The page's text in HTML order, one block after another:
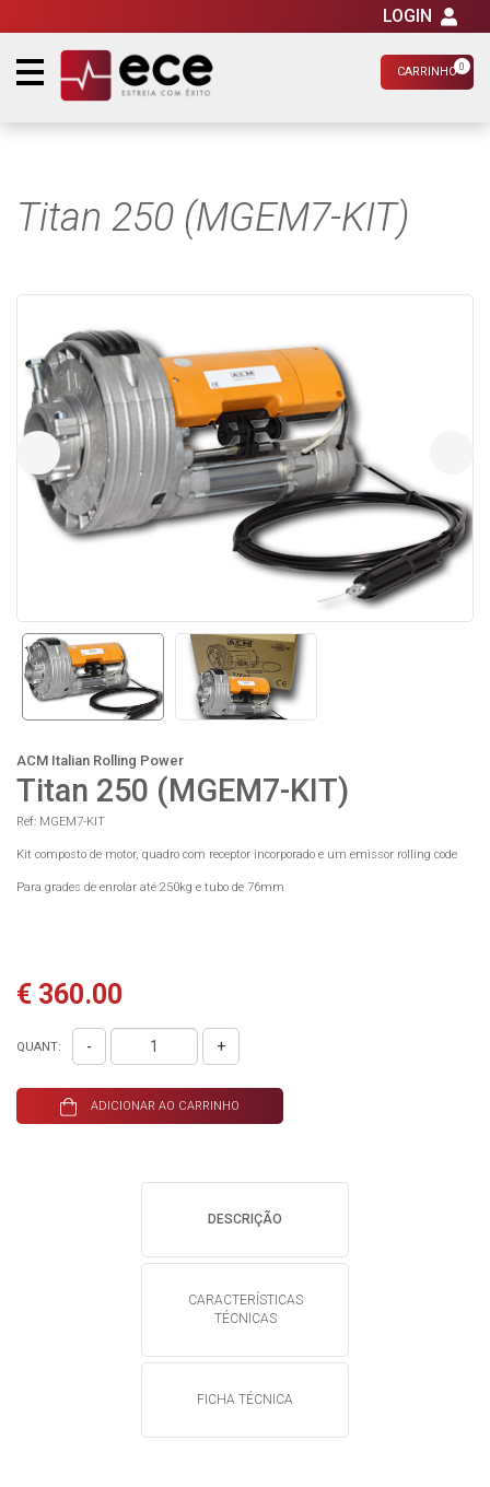
CARRINHO 0
LOGIN
Titan 250 (MGEM7-KIT)
ACM Italian Rolling Power
Titan 250 (MGEM7-KIT)
Ref: MGEM7-KIT
Kit composto de motor, quadro com receptor incorporado e um emissor rolling code
Para grades de enrolar até 250kg e tubo de 76mm
€ 360.00
QUANT: - +
ADICIONAR AO CARRINHO
DESCRIÇÃO
CARACTERÍSTICAS
TÉCNICAS
FICHA TÉCNICA